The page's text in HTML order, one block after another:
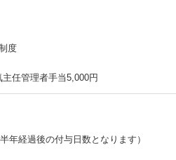
度
任管理者手当5,000円
年経過後の付与日数となります）